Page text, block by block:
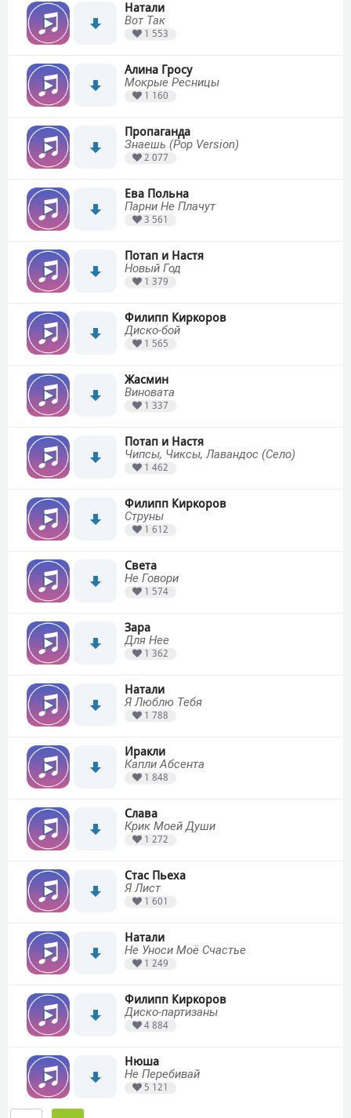
Натали
Вот Так
1 553
Алина Гросу
Мокрые Ресницы
1 160
Пропаганда
Знаешь (Pop Version)
2 077
Ева Польна
Парни Не Плачут
3 561
Потап и Настя
Новый Год
1 379
Филипп Киркоров
Диско-бой
1 565
Жасмин
Виновата
1 337
Потап и Настя
Чипсы, Чиксы, Лавандос (Село)
1 462
Филипп Киркоров
Струны
1 612
Света
Не Говори
1 574
Зара
Для Нее
1 362
Натали
Я Люблю Тебя
1 788
Иракли
Капли Абсента
1 848
Слава
Крик Моей Души
1 272
Стас Пьеха
Я Лист
1 601
Натали
Не Уноси Моё Счастье
1 249
Филипп Киркоров
Диско-партизаны
4 884
Нюша
Не Перебивай
5 121